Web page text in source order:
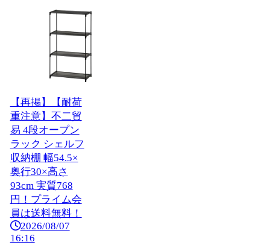
【再掲】【耐荷
重注意】不二貿
易 4段オープン
ラック シェルフ
収納棚 幅54.5×
奥行30×高さ
93cm 実質768
円！プライム会
員は送料無料！
2026/08/07
16:16